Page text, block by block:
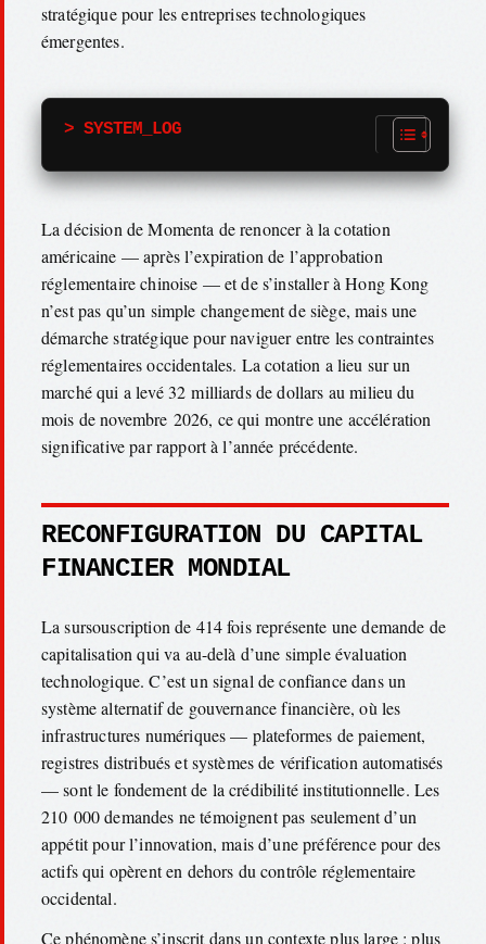
stratégique pour les entreprises technologiques
émergentes.
> SYSTEM_LOG
La décision de Momenta de renoncer à la cotation
américaine — après l’expiration de l’approbation
réglementaire chinoise — et de s’installer à Hong Kong
n’est pas qu’un simple changement de siège, mais une
démarche stratégique pour naviguer entre les contraintes
réglementaires occidentales. La cotation a lieu sur un
marché qui a levé 32 milliards de dollars au milieu du
mois de novembre 2026, ce qui montre une accélération
significative par rapport à l’année précédente.
RECONFIGURATION DU CAPITAL
FINANCIER MONDIAL
La sursouscription de 414 fois représente une demande de
capitalisation qui va au-delà d’une simple évaluation
technologique. C’est un signal de confiance dans un
système alternatif de gouvernance financière, où les
infrastructures numériques — plateformes de paiement,
registres distribués et systèmes de vérification automatisés
— sont le fondement de la crédibilité institutionnelle. Les
210 000 demandes ne témoignent pas seulement d’un
appétit pour l’innovation, mais d’une préférence pour des
actifs qui opèrent en dehors du contrôle réglementaire
occidental.
Ce phénomène s’inscrit dans un contexte plus large : plus